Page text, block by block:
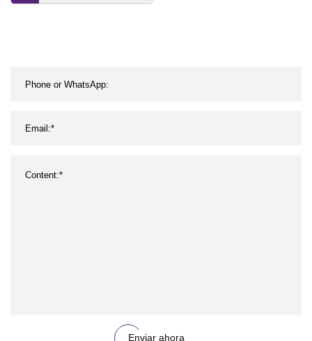
venta
Enviar ahora